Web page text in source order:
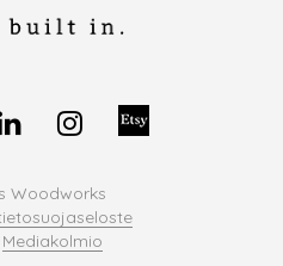
Woodworks
Mediakolmio